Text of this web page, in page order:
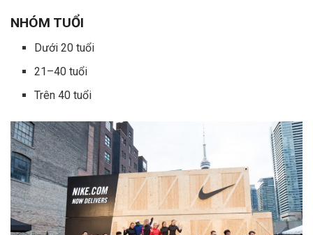
NHÓM TUỔI
Dưới 20 tuổi
21–40 tuổi
Trên 40 tuổi